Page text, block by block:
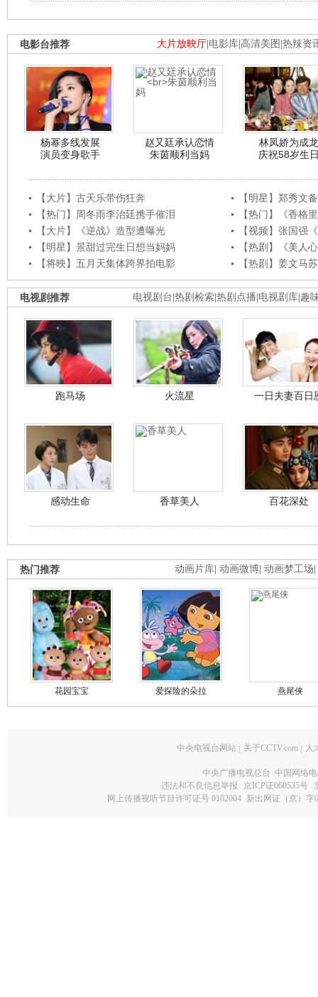
大片放映厅 电影库 高清美图 热辣资
电影台推荐
杨幂多线发展
演员变身歌手
赵又廷承认恋情
朱茵顺利当妈
林凤娇为成龙
庆祝58岁生
【大片】古天乐带伤狂奔
【明星】郑秀文
【热门】周冬雨李治廷携手催泪
【热门】《香格
【大片】《逆战》造型遭曝光
【视频】张国强
【明星】景甜过完生日想当妈妈
【热剧】《美人
【将映】五月天集体跨界拍电影
【热剧】姜文马
电视剧台 热剧检索 热剧点播 电视剧库 趣
电视剧推荐
跑马场 火流星 一日夫妻百日
感动生命 香草美人 百花深处
动画片库 动画微博 动画梦工场
热门推荐
花园宝宝 爱探险的朵拉 燕尾侠
中央电视台网站 | 关于CCTV.com | 人
中央广播电视总台 中国网络
违法和不良信息举报
京ICP证060535号
网上传播视听节目许可证号 0102004 新出网证（京）